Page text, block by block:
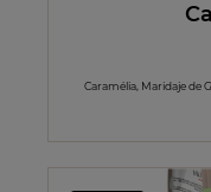
Caramélia, Maridaje de